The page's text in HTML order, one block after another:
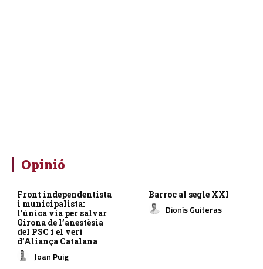
Opinió
Front independentista
i municipalista:
l’única via per salvar
Girona de l’anestèsia
del PSC i el verí
d’Aliança Catalana
Joan Puig
Barroc al segle XXI
Dionís Guiteras